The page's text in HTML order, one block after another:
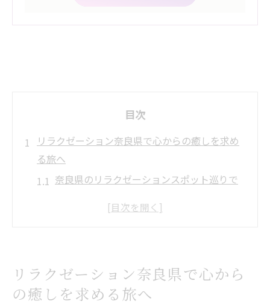
目次
リラクゼーション奈良県で心からの癒しを求め
る旅へ
奈良県のリラクゼーションスポット巡りで
リラクゼーションがもたらす心の安らぎを
す方法
特別なリラクゼーション体験で心を癒す
リラクゼーション奈良県で心から
の癒しを求める旅へ